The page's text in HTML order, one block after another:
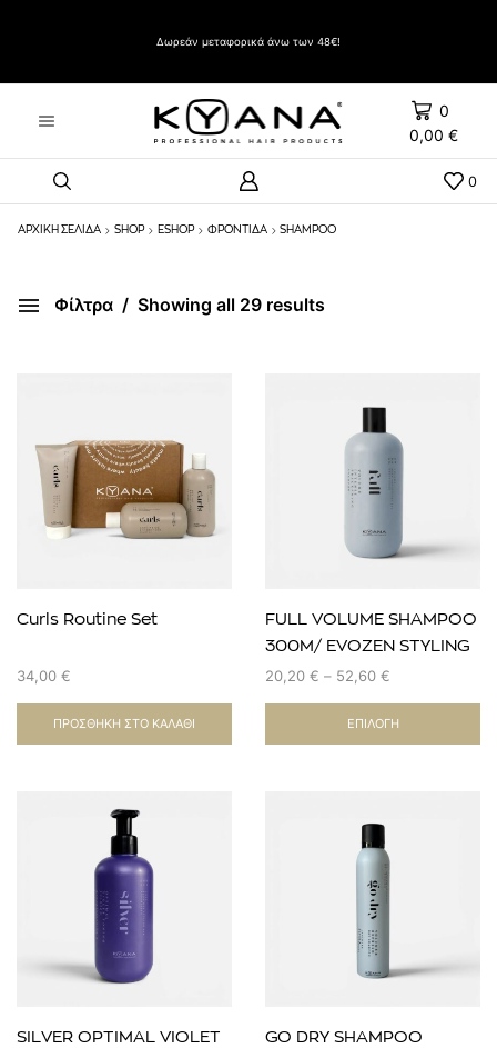
Δωρεάν μεταφορικά άνω των 48€!
0
0,00 €
0
ΑΡΧΙΚΉ ΣΕΛΊΔΑ SHOP ESHOP ΦΡΟΝΤΙΔΑ SHAMPOO
Φίλτρα Showing all 29 results
Curls Routine Set
34,00 €
ΠΡΟΣΘΉΚΗ ΣΤΟ ΚΑΛΆΘΙ
FULL VOLUME SHAMPOO
300Μ/ EVOZEN STYLING
& BLOW DRY
20,20 € – 52,60 €
ΕΠΙΛΟΓΉ
SILVER OPTIMAL VIOLET
GO DRY SHAMPOO